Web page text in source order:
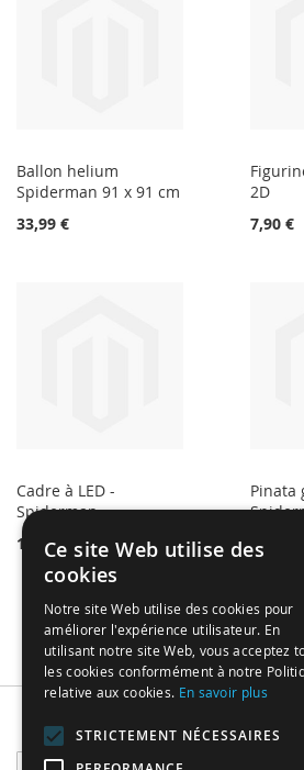
Ballon helium
Spiderman 91 x 91 cm
33,99 €
2D
7,90 €
Cadre à LED -
Spiderman
16,90 €
Pinata
24,99 €
Sign
Subscribe
Ce site Web utilise des
cookies
Notre site Web utilise des cookies pour
améliorer l'expérience utilisateur. En
utilisant notre site Web, vous acceptez
les cookies conformément à notre
relative aux cookies. En savoir plus
STRICTEMENT NÉCESSAIRES